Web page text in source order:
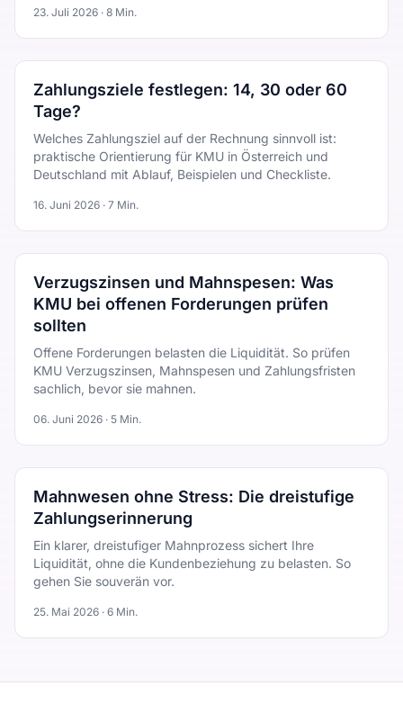
23. Juli 2026 · 8 Min.
Zahlungsziele festlegen: 14, 30 oder 60
Tage?
Welches Zahlungsziel auf der Rechnung sinnvoll ist:
praktische Orientierung für KMU in Österreich und
Deutschland mit Ablauf, Beispielen und Checkliste.
16. Juni 2026 · 7 Min.
Verzugszinsen und Mahnspesen: Was
KMU bei offenen Forderungen prüfen
sollten
Offene Forderungen belasten die Liquidität. So prüfen
KMU Verzugszinsen, Mahnspesen und Zahlungsfristen
sachlich, bevor sie mahnen.
06. Juni 2026 · 5 Min.
Mahnwesen ohne Stress: Die dreistufige
Zahlungserinnerung
Ein klarer, dreistufiger Mahnprozess sichert Ihre
Liquidität, ohne die Kundenbeziehung zu belasten. So
gehen Sie souverän vor.
25. Mai 2026 · 6 Min.